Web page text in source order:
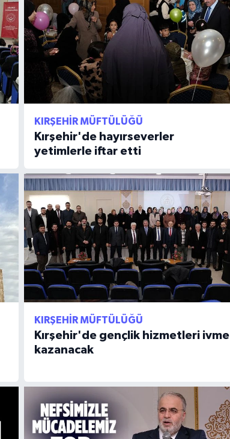
KIRŞEHIR MÜFTÜLÜĞÜ
Kırşehir'de hayırseverler
yetimlerle iftar etti
KIRŞEHIR MÜFTÜLÜĞÜ
Kırşehir'de gençlik hizmetleri ivme
kazanacak